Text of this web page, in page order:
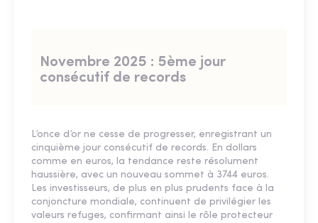
Novembre 2025 : 5ème jour
consécutif de records
L’once d’or ne cesse de progresser, enregistrant un
cinquième jour consécutif de records. En dollars
comme en euros, la tendance reste résolument
haussière, avec un nouveau sommet à 3744 euros.
Les investisseurs, de plus en plus prudents face à la
conjoncture mondiale, continuent de privilégier les
valeurs refuges, confirmant ainsi le rôle protecteur